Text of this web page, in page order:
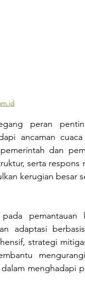
ancaman
dan
serta respons
kerugian besar
adaptasi
strategi
menghadapi